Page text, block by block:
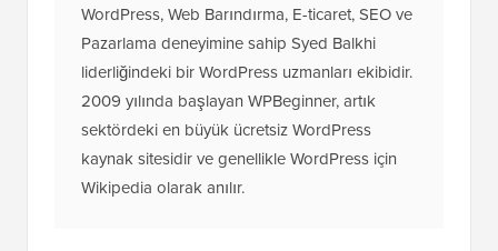
WordPress, Web Barındırma, E-ticaret, SEO ve
Pazarlama deneyimine sahip Syed Balkhi
liderliğindeki bir WordPress uzmanları ekibidir.
2009 yılında başlayan WPBeginner, artık
sektördeki en büyük ücretsiz WordPress
kaynak sitesidir ve genellikle WordPress için
Wikipedia olarak anılır.